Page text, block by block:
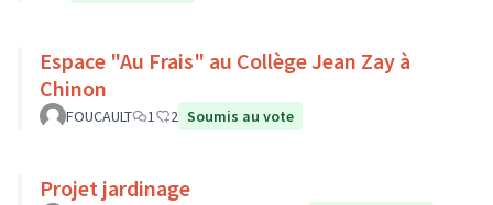
Espace "Au Frais" au Collège Jean Zay à
Chinon
FOUCAULT 1 2 Soumis au vote
Projet jardinage